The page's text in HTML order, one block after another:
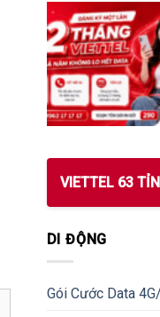
VIETTEL 63
DI ĐỘNG
Gói Cước Data